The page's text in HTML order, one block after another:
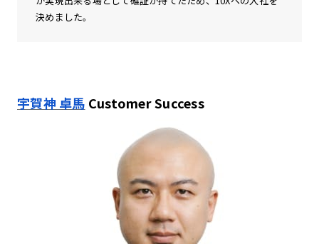
決めました。
宇賀神 卓馬 Customer Success